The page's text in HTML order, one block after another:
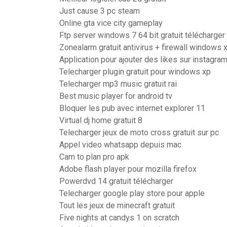
Just cause 3 pc steam
Online gta vice city gameplay
Ftp server windows 7 64 bit gratuit télécharger
Zonealarm gratuit antivirus + firewall windows
Application pour ajouter des likes sur instagram
Telecharger plugin gratuit pour windows xp
Telecharger mp3 music gratuit rai
Best music player for android tv
Bloquer les pub avec internet explorer 11
Virtual dj home gratuit 8
Telecharger jeux de moto cross gratuit sur pc
Appel video whatsapp depuis mac
Cam to plan pro apk
Adobe flash player pour mozilla firefox
Powerdvd 14 gratuit télécharger
Telecharger google play store pour apple
Tout les jeux de minecraft gratuit
Five nights at candys 1 on scratch